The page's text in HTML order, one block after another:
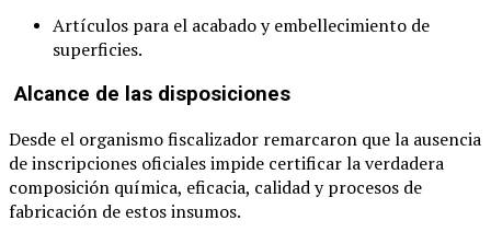
Artículos para el acabado y embellecimiento de
superficies.
Alcance de las disposiciones
Desde el organismo fiscalizador remarcaron que la ausencia
de inscripciones oficiales impide certificar la verdadera
composición química, eficacia, calidad y procesos de
fabricación de estos insumos.